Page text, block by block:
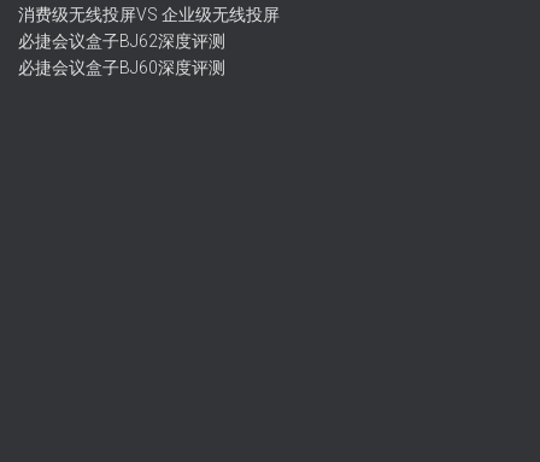
消费级无线投屏VS 企业级无线投屏
必捷会议盒子BJ62深度评测
必捷会议盒子BJ60深度评测